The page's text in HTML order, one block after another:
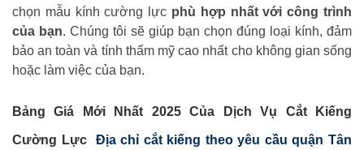
chọn mẫu kính cường lực phù hợp nhất với công trình
của bạn. Chúng tôi sẽ giúp bạn chọn đúng loại kính, đảm
bảo an toàn và tính thẩm mỹ cao nhất cho không gian sống
hoặc làm việc của bạn.
Bảng Giá Mới Nhất 2025 Của Dịch Vụ Cắt Kiếng
Cường Lực Địa chỉ cắt kiếng theo yêu cầu quận Tân